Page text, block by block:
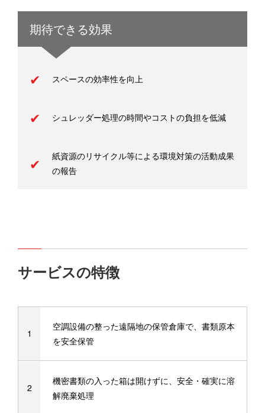
期待できる効果
スペースの効率性を向上
シュレッダー処理の時間やコストの負担を低減
紙資源のリサイクル等による環境対策の活動成果
の報告
サービスの特徴
空調設備の整った遠隔地の保管倉庫で、書類原本
を安全保管
機密書類の入った箱は開けずに、安全・確実に溶
解廃棄処理